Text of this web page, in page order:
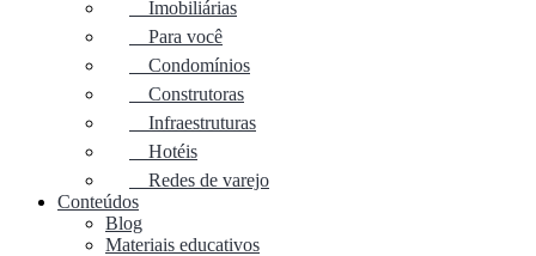
Imobiliárias
Para você
Condomínios
Construtoras
Infraestruturas
Hotéis
Redes de varejo
Conteúdos
Blog
Materiais educativos